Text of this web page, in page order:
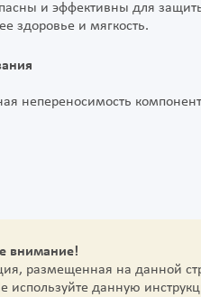
и эффективны для
здоровье и мягкость.
непереносимость
внимание!
размещенная на данной
используйте данную